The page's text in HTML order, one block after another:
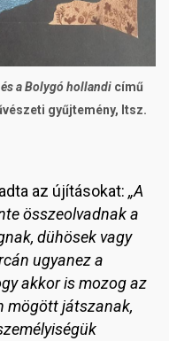
a Bolygó hollandi című
gyűjtemény, ltsz.
az újításokat: „A
összeolvadnak a
dühösek vagy
ugyanez a
akkor is mozog az
mögött játszanak,